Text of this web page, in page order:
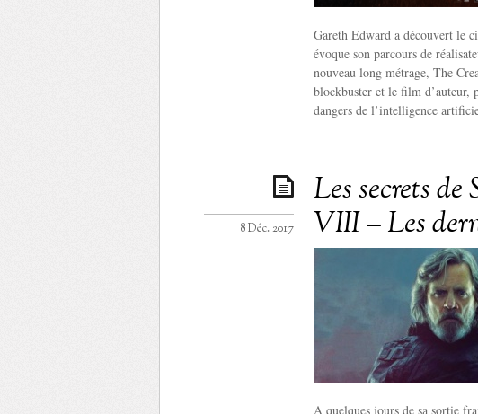
Gareth Edward a découvert le
évoque son parcours de
nouveau long métrage, The
blockbuster et le film d’auteur,
dangers de l’intelligence
Les secrets
VIII – Les
8 Déc. 2017
A quelques jours de sa sortie